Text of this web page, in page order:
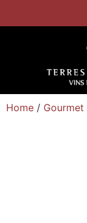
Home / Gourmet